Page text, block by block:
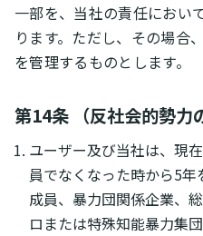
一部を、当社の責任におい
ります。ただし、その場合
を管理するものとします。
第14条 （反社会的勢力
ユーザー及び当社は、現
員でなくなった時から5
成員、暴力団関係企業、
ロまたは特殊知能暴力集